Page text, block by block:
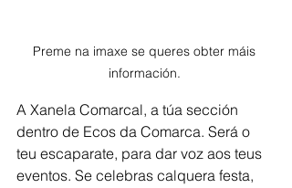
Preme na imaxe se queres obter máis
información.
A Xanela Comarcal, a túa sección
dentro de Ecos da Comarca. Será o
teu escaparate, para dar voz aos teus
eventos. Se celebras calquera festa,